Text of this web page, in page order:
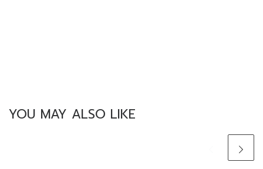
YOU MAY ALSO LIKE